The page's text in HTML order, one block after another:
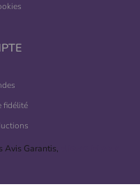
fidélité
Avis Garantis,